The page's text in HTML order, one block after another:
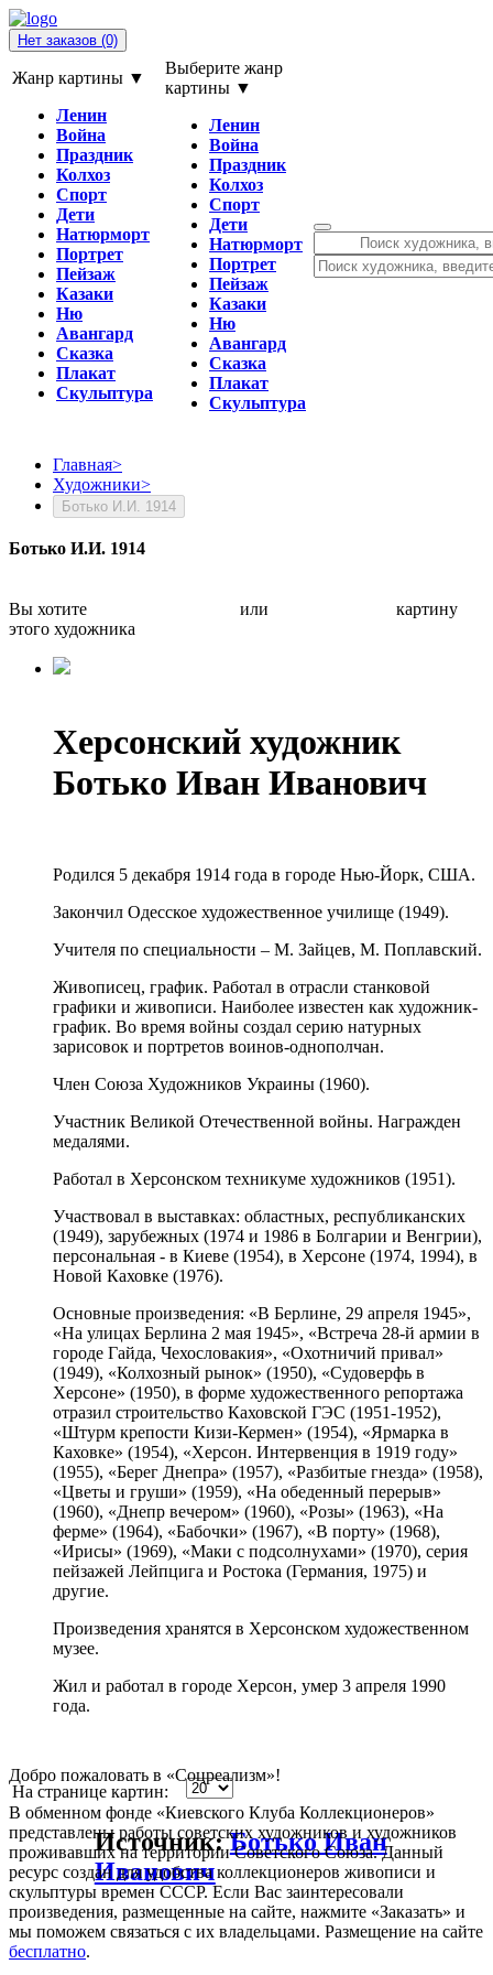
Нет заказов (0)
Жанр картины ▼
Ленин
Война
Праздник
Колхоз
Спорт
Дети
Натюрморт
Портрет
Пейзаж
Казаки
Ню
Авангард
Сказка
Плакат
Скульптура
Выберите жанр
картины ▼
Ленин
Война
Праздник
Колхоз
Спорт
Дети
Натюрморт
Портрет
Пейзаж
Казаки
Ню
Авангард
Сказка
Плакат
Скульптура
Главная>
Художники>
Ботько И.И. 1914
Ботько И.И. 1914
Вы хотите или
картину
этого художника
Херсонский художник
Ботько Иван Иванович
Родился 5 декабря 1914 года в городе Нью-Йорк, США.
Закончил Одесское художественное училище (1949).
Учителя по специальности – М. Зайцев, М. Поплавский.
Живописец, график. Работал в отрасли станковой
графики и живописи. Наиболее известен как художник-
график. Во время войны создал серию натурных
зарисовок и портретов воинов-однополчан.
Член Союза Художников Украины (1960).
Участник Великой Отечественной войны. Награжден
медалями.
Работал в Херсонском техникуме художников (1951).
Участвовал в выставках: областных, республиканских
(1949), зарубежных (1974 и 1986 в Болгарии и Венгрии),
персональная - в Киеве (1954), в Херсоне (1974, 1994), в
Новой Каховке (1976).
Основные произведения: «В Берлине, 29 апреля 1945»,
«На улицах Берлина 2 мая 1945», «Встреча 28-й армии в
городе Гайда, Чехословакия», «Охотничий привал»
(1949), «Колхозный рынок» (1950), «Судоверфь в
Херсоне» (1950), в форме художественного репортажа
отразил строительство Каховской ГЭС (1951-1952),
«Штурм крепости Кизи-Кермен» (1954), «Ярмарка в
Каховке» (1954), «Херсон. Интервенция в 1919 году»
(1955), «Берег Днепра» (1957), «Разбитые гнезда» (1958),
«Цветы и груши» (1959), «На обеденный перерыв»
(1960), «Днепр вечером» (1960), «Розы» (1963), «На
ферме» (1964), «Бабочки» (1967), «В порту» (1968),
«Ирисы» (1969), «Маки с подсолнухами» (1970), серия
пейзажей Лейпцига и Ростока (Германия, 1975) и
другие.
Произведения хранятся в Херсонском художественном
музее.
Жил и работал в городе Херсон, умер 3 апреля 1990
года.
На странице картин:
Источник:Ботько Иван
Иванович
Добро пожаловать в «Соцреализм»!
В обменном фонде «Киевского Клуба Коллекционеров»
представлены работы советских художников и художников
проживавших на территории Советского Союза. Данный
ресурс создан для удобства коллекционеров живописи и
скульптуры времен СССР. Если Вас заинтересовали
произведения, размещенные на сайте, нажмите «Заказать» и
мы поможем связаться с их владельцами. Размещение на сайте
бесплатно.